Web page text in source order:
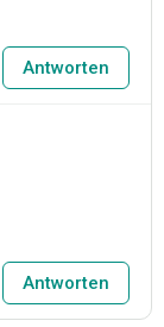
Antworten
Antworten